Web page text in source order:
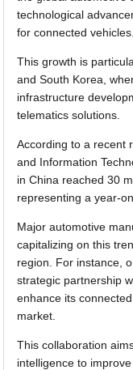
technological
for connected vehicles.
This growth is
and South Korea,
infrastructure
telematics solutions.
According to a recent
and Information
in China reached 30
representing a year-
Major automotive
capitalizing on this
region. For instance,
strategic partnership
enhance its
market.
This collaboration
intelligence to